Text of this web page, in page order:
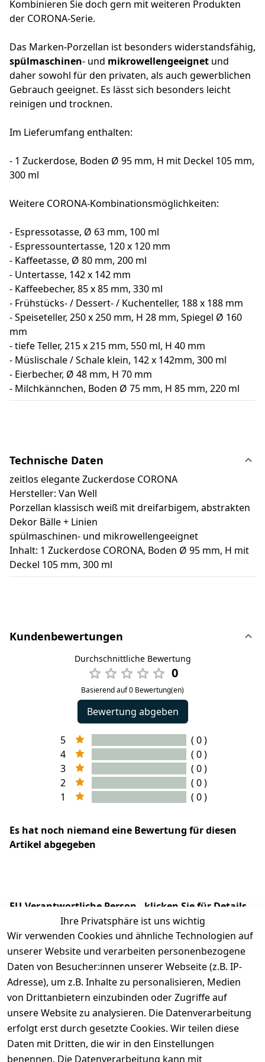
Kombinieren Sie doch gern mit weiteren Produkten
der CORONA-Serie.
Das Marken-Porzellan ist besonders widerstandsfähig,
spülmaschinen- und mikrowellengeeignet und
daher sowohl für den privaten, als auch gewerblichen
Gebrauch geeignet. Es lässt sich besonders leicht
reinigen und trocknen.
Im Lieferumfang enthalten:
- 1 Zuckerdose, Boden Ø 95 mm, H mit Deckel 105 mm,
300 ml
Weitere CORONA-Kombinationsmöglichkeiten:
- Espressotasse, Ø 63 mm, 100 ml
- Espressountertasse, 120 x 120 mm
- Kaffeetasse, Ø 80 mm, 200 ml
- Untertasse, 142 x 142 mm
- Kaffeebecher, 85 x 85 mm, 330 ml
- Frühstücks- / Dessert- / Kuchenteller, 188 x 188 mm
- Speiseteller, 250 x 250 mm, H 28 mm, Spiegel Ø 160
mm
- tiefe Teller, 215 x 215 mm, 550 ml, H 40 mm
- Müslischale / Schale klein, 142 x 142mm, 300 ml
- Eierbecher, Ø 48 mm, H 70 mm
- Milchkännchen, Boden Ø 75 mm, H 85 mm, 220 ml
Technische Daten
zeitlos elegante Zuckerdose CORONA
Hersteller: Van Well
Porzellan klassisch weiß mit dreifarbigem, abstrakten
Dekor Bälle + Linien
spülmaschinen- und mikrowellengeeignet
Inhalt: 1 Zuckerdose CORONA, Boden Ø 95 mm, H mit
Deckel 105 mm, 300 ml
Kundenbewertungen
Durchschnittliche Bewertung
0
Basierend auf 0 Bewertung(en)
Bewertung abgeben
5
( 0 )
4
( 0 )
3
( 0 )
2
( 0 )
1
( 0 )
Es hat noch niemand eine Bewertung für diesen
Artikel abgegeben
EU-Verantwortliche Person - klicken Sie für Details
Ihre Privatsphäre ist uns wichtig
Wir verwenden Cookies und ähnliche Technologien auf
unserer Website und verarbeiten personenbezogene
Daten von Besucher:innen unserer Webseite (z.B. IP-
Adresse), um z.B. Inhalte zu personalisieren, Medien
von Drittanbietern einzubinden oder Zugriffe auf
unsere Website zu analysieren. Die Datenverarbeitung
erfolgt erst durch gesetzte Cookies. Wir teilen diese
Daten mit Dritten, die wir in den Einstellungen
benennen. Die Datenverarbeitung kann mit
RechtlichesServices